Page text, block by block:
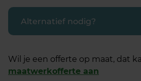
Alternatief nodig?
Wil je een offerte op maat, dat
maatwerkofferte aan